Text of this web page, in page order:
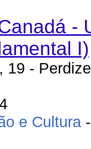
-
I)
19 -
e Cultura